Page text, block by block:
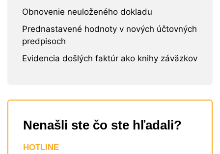
Obnovenie neuloženého dokladu
Prednastavené hodnoty v nových účtovných
predpisoch
Evidencia došlých faktúr ako knihy záväzkov
Nenašli ste čo ste hľadali?
HOTLINE